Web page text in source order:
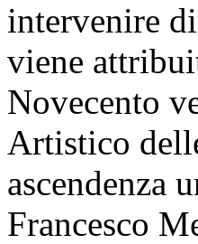
intervenire
viene
Novecento
Artistico
ascendenza
Francesco